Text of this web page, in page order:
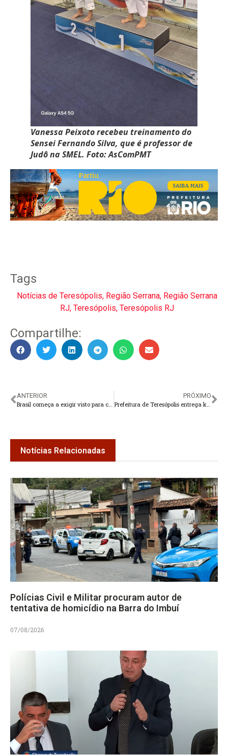
Vanessa Peixoto recebeu treinamento do
Sensei Fernando Silva, que é professor de
Judô na SMEL. Foto: AsComPMT
Tags
Notícias de Teresópolis, Região Serrana, Região Serrana
RJ, Teresópolis, Teresópolis RJ
Compartilhe:
ANTERIOR
PRÓXIMO
Notícias Relacionadas
Polícias Civil e Militar procuram autor de
tentativa de homicídio na Barra do Imbuí
07/08/2026